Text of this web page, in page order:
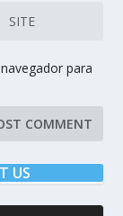
para
US